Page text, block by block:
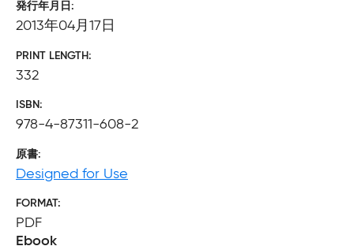
発行年月日
2013年04月17日
PRINT LENGTH
332
ISBN
978-4-87311-608-2
原書
Designed for Use
FORMAT
PDF
Ebook